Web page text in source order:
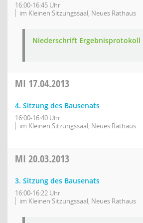
16:00-16:45 Uhr
im Kleinen Sitzungssaal, Neues Rathaus
Niederschrift Ergebnisprotokoll
MI 17.04.2013
4. Sitzung des Bausenats
16:00-16:40 Uhr
im Kleinen Sitzungssaal, Neues Rathaus
MI 20.03.2013
3. Sitzung des Bausenats
16:00-16:22 Uhr
im Kleinen Sitzungssaal, Neues Rathaus